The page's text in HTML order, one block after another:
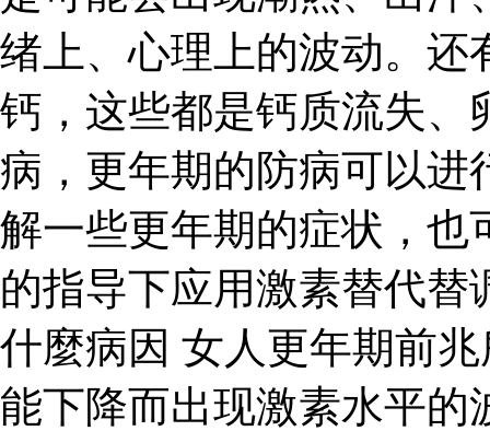
绪上、心理上的波动。还
钙，这些都是钙质流失、
病，更年期的防病可以进
解一些更年期的症状，也
的指导下应用激素替代
什麼病因 女人更年期前
能下降而出现激素水平的